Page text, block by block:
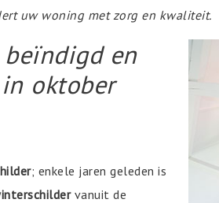
uw woning met zorg en kwaliteit.
en
oktober
; enkele jaren geleden is
vanuit de